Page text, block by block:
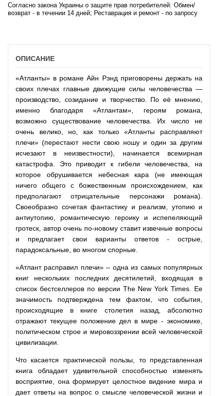
Согласно закона Украины о защите прав потребителей: Обмен/
возврат - в течении 14 дней; Реставрация и ремонт - по запросу
ОПИСАНИЕ
«Атланты» в романе Айн Рэнд приговорены держать на
своих плечах главные движущие силы человечества —
производство, созидание и творчество. По её мнению,
именно благодаря «Атлантам», героям романа,
возможно существование человечества. Их число не
очень велико, но, как только «Атланты расправляют
плечи» (перестают нести свою ношу и один за другим
исчезают в неизвестности), начинается всемирная
катастрофа. Это приводит к гибели человечества, на
которое обрушивается небесная кара (не имеющая
ничего общего с божественным происхождением, как
предполагают отрицательные персонажи романа).
Своеобразно сочетая фантастику и реализм, утопию и
антиутопию, романтическую героику и испепеляющий
гротеск, автор очень по-новому ставит извечные вопросы
и предлагает свои варианты ответов - острые,
парадоксальные, во многом спорные.
«Атлант расправил плечи» – одна из самых популярных
книг нескольких последних десятилетий, входящая в
список бестселлеров по версии The New York Times. Ее
значимость подтверждена тем фактом, что события,
происходящие в книге столетия назад, абсолютно
отражают текущее положение дел в мире - экономике,
политическом строе и мировоззрении всей человеческой
цивилизации.
Что касается практической пользы, то представленная
книга обладает удивительной способностью изменять
восприятие, она формирует целостное видение мира и
дает ответы на вопрос о смысле человеческой жизни и